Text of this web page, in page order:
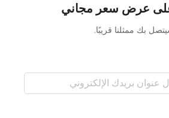
عرض سعر مجاني
بك ممثلنا قريبًا.